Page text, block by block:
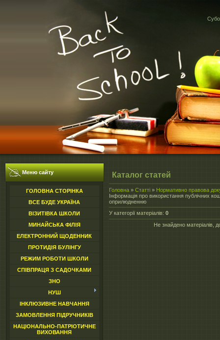
Меню сайту
ГОЛОВНА СТОРІНКА
ВСЕ БУДЕ УКРАЇНА
ВІЗИТІВКА ШКОЛИ
МИНАЙСЬКА ФІЛІЯ
ЕЛЕКТРОННИЙ ЩОДЕННИК
ПРОТИДІЯ БУЛІНГУ
РЕЖИМ РОБОТИ ШКОЛИ
СПІВПРАЦЯ З САДОЧКАМИ
ЗНО
НУШ
ІНКЛЮЗИВНЕ НАВЧАННЯ
ЗАМОВЛЕННЯ ПІДРУЧНИКІВ
НАЦІОНАЛЬНО-ПАТРІОТИЧНЕ
ВИХОВАННЯ
Каталог статей
Головна » Статті » Нормативно правова
Інформація про використання публічних
оприлюдненню
У категорії матеріалів: 0
Не знайдено матеріалів,